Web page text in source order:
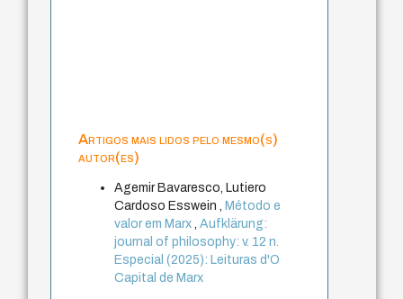
Artigos mais lidos pelo mesmo(s)
autor(es)
Agemir Bavaresco, Lutiero
Cardoso Esswein ,Método e
valor em Marx ,Aufklärung:
journal of philosophy: v. 12 n.
Especial (2025): Leituras d'O
Capital de Marx